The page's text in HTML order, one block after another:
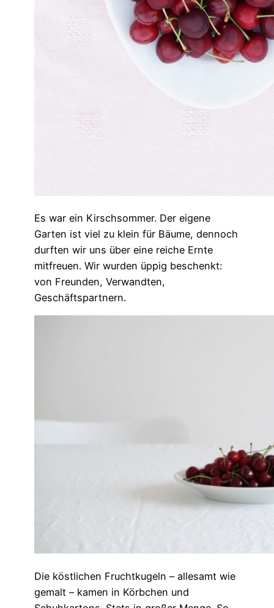
Es war ein Kirschsommer. Der eigene
Garten ist viel zu klein für Bäume, dennoch
durften wir uns über eine reiche Ernte
mitfreuen. Wir wurden üppig beschenkt:
von Freunden, Verwandten,
Geschäftspartnern.
Die köstlichen Fruchtkugeln – allesamt wie
gemalt – kamen in Körbchen und